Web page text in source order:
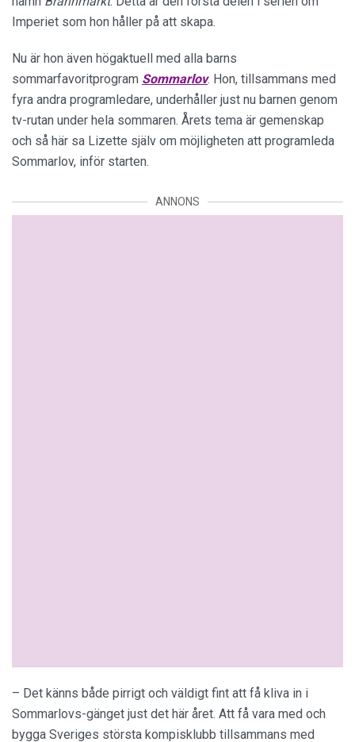
Imperiet som hon håller på att skapa.
Nu är hon även högaktuell med alla barns
sommarfavoritprogram Sommarlov. Hon, tillsammans med
fyra andra programledare, underhåller just nu barnen genom
tv-rutan under hela sommaren. Årets tema är gemenskap
och så här sa Lizette själv om möjligheten att programleda
Sommarlov, inför starten.
ANNONS
– Det känns både pirrigt och väldigt fint att få kliva in i
Sommarlovs-gänget just det här året. Att få vara med och
bygga Sveriges största kompisklubb tillsammans med